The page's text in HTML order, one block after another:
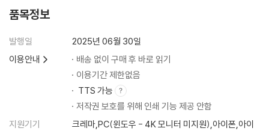
품목정보
발행일
2025년 06월 30일
이용안내
배송 없이 구매 후 바로 읽기
이용기간 제한없음
TTS 가능
저작권 보호를 위해 인쇄 기능 제공 안함
지원기기
크레마,PC(윈도우 - 4K 모니터 미지원),아이폰,아이